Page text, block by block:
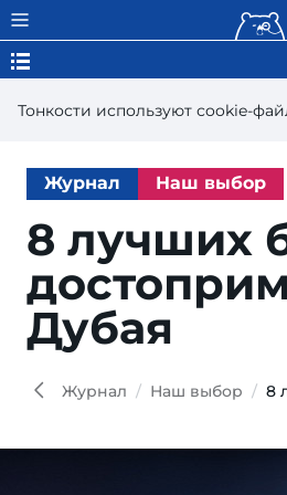
Тонкости используют сookie-
Журнал Наш выбор
8 лучших
Дубая
Журнал Наш выбор 8